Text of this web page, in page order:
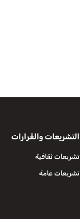
التشريعات والقرارات
تشريعات ثقافية
تشريعات عامة